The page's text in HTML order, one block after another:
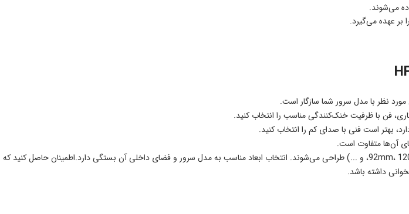
عهده می‌گیرد.
نظر با مدل سرور شما سازگار است.
فن با ظرفیت خنک‌کنندگی مناسب را انتخاب کنید.
بهتر است فنی با صدای کم را انتخاب کنید.
:فن‌های سرور HP در ابعاد مختلف (مانند 92mm، 120mm، و ...) طراحی می‌شوند. انتخاب ابعاد مناسب به مدل سرور و فضای داخلی آن بستگی دارد.اطمینان حاصل کنید که
داشته باشد.